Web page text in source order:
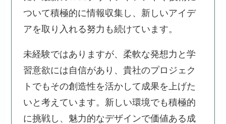
ついて積極的に情報収集し、新しいアイデ
アを取り入れる努力も続けています。
未経験ではありますが、柔軟な発想力と学
習意欲には自信があり、貴社のプロジェク
トでもその創造性を活かして成果を上げた
いと考えています。新しい環境でも積極的
に挑戦し、魅力的なデザインで価値ある成